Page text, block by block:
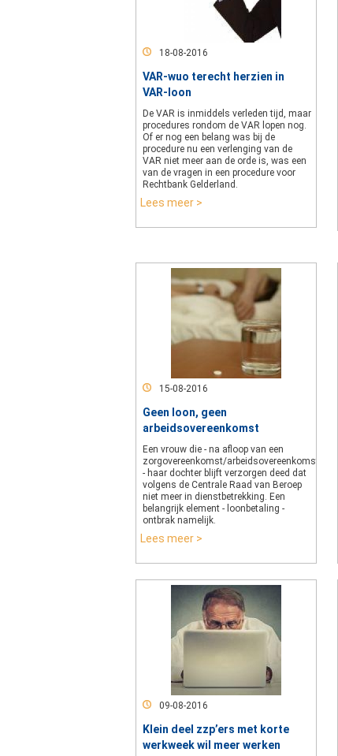
18-08-2016
VAR-wuo terecht herzien in
VAR-loon
De VAR is inmiddels verleden tijd, maar
procedures rondom de VAR lopen nog.
Of er nog een belang was bij de
procedure nu een verlenging van de
VAR niet meer aan de orde is, was een
van de vragen in een procedure voor
Rechtbank Gelderland.
Lees meer >
15-08-2016
Geen loon, geen
arbeidsovereenkomst
Een vrouw die - na afloop van een
zorgovereenkomst/arbeidsovereenkomst
- haar dochter blijft verzorgen deed dat
volgens de Centrale Raad van Beroep
niet meer in dienstbetrekking. Een
belangrijk element - loonbetaling -
ontbrak namelijk.
Lees meer >
09-08-2016
Klein deel zzp’ers met korte
werkweek wil meer werken